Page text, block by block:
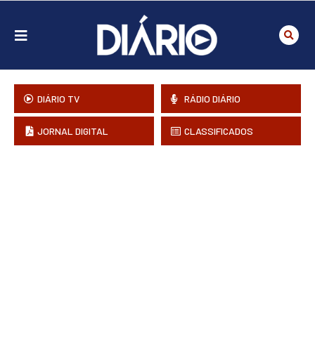
DIÁRIO TV RÁDIO DIÁRIO
JORNAL DIGITAL CLASSIFICADOS